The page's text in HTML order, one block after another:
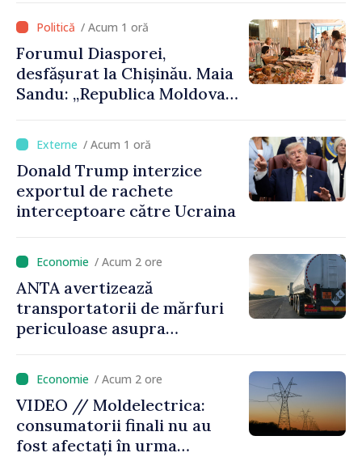
săi de acasă și de peste
hotare, că merită să devină
parte a marii familii
europene”
/ Acum 1 oră
Forumul Diasporei,
desfășurat la Chișinău. Maia
Sandu: „Republica Moldova
iar diaspora poate juca un
rol important în promovarea
și susținerea acestui
parcurs”
/ Acum 1 oră
Donald Trump interzice
exportul de rachete
interceptoare către Ucraina
/ Acum 2 ore
ANTA avertizează
transportatorii de mărfuri
periculoase asupra
caniculă
/ Acum 2 ore
VIDEO // Moldelectrica:
consumatorii finali nu au
fost afectați în urma